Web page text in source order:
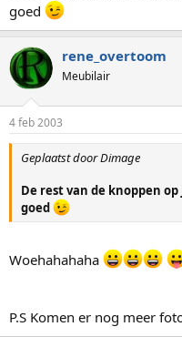
goed
rene_overtoom
Meubilair
4 feb 2003
Geplaatst door Dimage
De rest van de knoppen
goed
Woehahahaha
P.S Komen er nog meer